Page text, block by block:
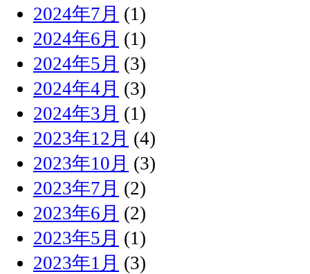
2024年7月 (1)
2024年6月 (1)
2024年5月 (3)
2024年4月 (3)
2024年3月 (1)
2023年12月 (4)
2023年10月 (3)
2023年7月 (2)
2023年6月 (2)
2023年5月 (1)
2023年1月 (3)